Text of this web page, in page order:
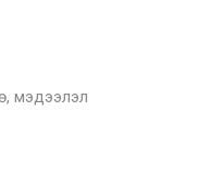
мэдээлэл